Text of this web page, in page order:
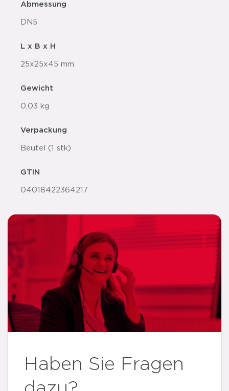
Abmessung
DN5
L x B x H
25x25x45 mm
Gewicht
0,03 kg
Verpackung
Beutel (1 stk)
GTIN
04018422364217
Haben Sie Fragen